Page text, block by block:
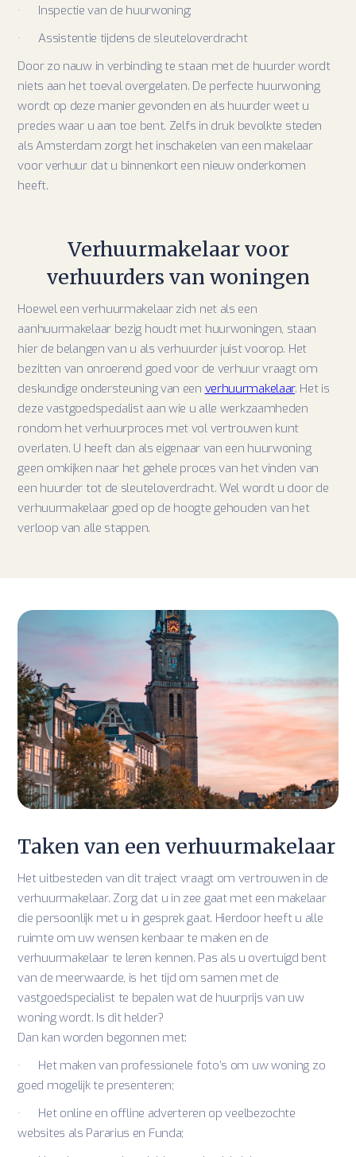
· Inspectie van de huurwoning;
· Assistentie tijdens de sleuteloverdracht
Door zo nauw in verbinding te staan met de huurder wordt
niets aan het toeval overgelaten. De perfecte huurwoning
wordt op deze manier gevonden en als huurder weet u
precies waar u aan toe bent. Zelfs in druk bevolkte steden
als Amsterdam zorgt het inschakelen van een makelaar
voor verhuur dat u binnenkort een nieuw onderkomen
heeft.
Verhuurmakelaar voor
verhuurders van woningen
Hoewel een verhuurmakelaar zich net als een
aanhuurmakelaar bezig houdt met huurwoningen, staan
hier de belangen van u als verhuurder juist voorop. Het
bezitten van onroerend goed voor de verhuur vraagt om
deskundige ondersteuning van een verhuurmakelaar. Het is
deze vastgoedspecialist aan wie u alle werkzaamheden
rondom het verhuurproces met vol vertrouwen kunt
overlaten. U heeft dan als eigenaar van een huurwoning
geen omkijken naar het gehele proces van het vinden van
een huurder tot de sleuteloverdracht. Wel wordt u door de
verhuurmakelaar goed op de hoogte gehouden van het
verloop van alle stappen.
Taken van een verhuurmakelaar
Het uitbesteden van dit traject vraagt om vertrouwen in de
verhuurmakelaar. Zorg dat u in zee gaat met een makelaar
die persoonlijk met u in gesprek gaat. Hierdoor heeft u alle
ruimte om uw wensen kenbaar te maken en de
verhuurmakelaar te leren kennen. Pas als u overtuigd bent
van de meerwaarde, is het tijd om samen met de
vastgoedspecialist te bepalen wat de huurprijs van uw
woning wordt. Is dit helder?
Dan kan worden begonnen met:
· Het maken van professionele foto’s om uw woning zo
goed mogelijk te presenteren;
· Het online en offline adverteren op veelbezochte
websites als Pararius en Funda;